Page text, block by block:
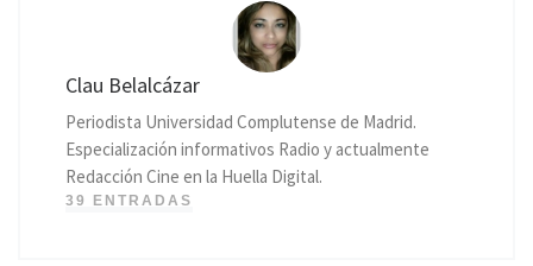
Clau Belalcázar
Periodista Universidad Complutense de Madrid.
Especialización informativos Radio y actualmente
Redacción Cine en la Huella Digital.
39 ENTRADAS